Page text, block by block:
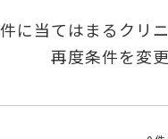
に当てはまるクリ
再度条件を変